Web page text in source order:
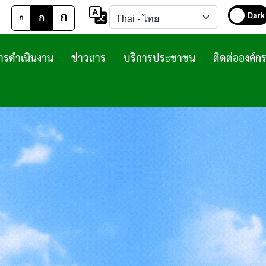
ก ก ก
ติดต่อองค์กร
บริการประชาชน
ข่าวสาร
ดำเนินงาน